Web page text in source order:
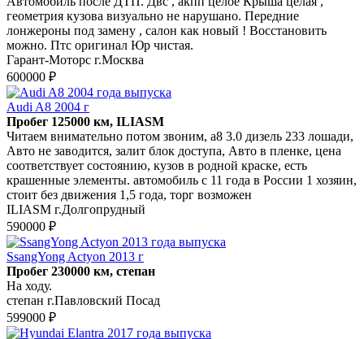
геометрия кузова визуально не нарушано. Передние
лонжероны под замену , салон как новый ! Восстановить
можно. Птс оригинал Юр чистая.
Гарант-Моторс г.Москва
600000 ₽
Audi A8 2004 г
Пробег 125000 км, ILIASM
Читаем внимательно потом звоним, а8 3.0 дизель 233 лошади,
Авто не заводится, залит блок доступа, Авто в пленке, цена
соответствует состоянию, кузов в родной краске, есть
крашенные элементы. автомобиль с 11 года в России 1 хозяин,
стоит без движения 1,5 года, торг возможен
ILIASM г.Долгопрудный
590000 ₽
SsangYong Actyon 2013 г
Пробег 230000 км, степан
На ходу.
степан г.Павловский Посад
599000 ₽